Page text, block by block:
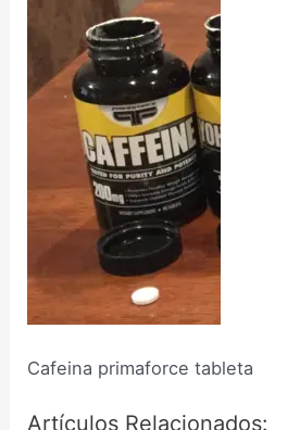
Cafeina primaforce tableta
Artículos Relacionados: